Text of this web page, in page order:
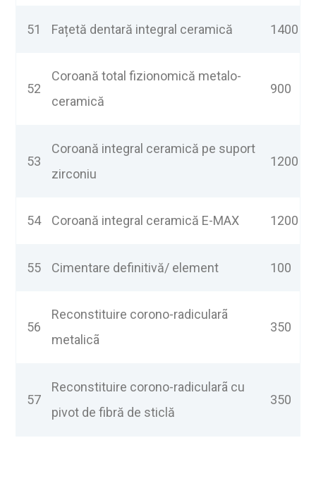
51 Fațetă dentară integral ceramică 1400
52
Coroană total fizionomică metalo-
ceramică
900
53
Coroană integral ceramică pe suport
zirconiu
1200
54 Coroană integral ceramică E-MAX 1200
55 Cimentare definitivă/ element 100
56
Reconstituire corono-radicularã
metalicã
350
57
Reconstituire corono-radicularã cu
pivot de fibră de sticlă
350